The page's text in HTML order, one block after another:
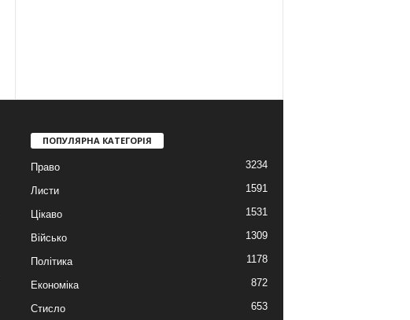
ПОПУЛЯРНА КАТЕГОРІЯ
Право 3234
Листи 1591
Цікаво 1531
Військо 1309
Політика 1178
Економіка 872
Стисло 653